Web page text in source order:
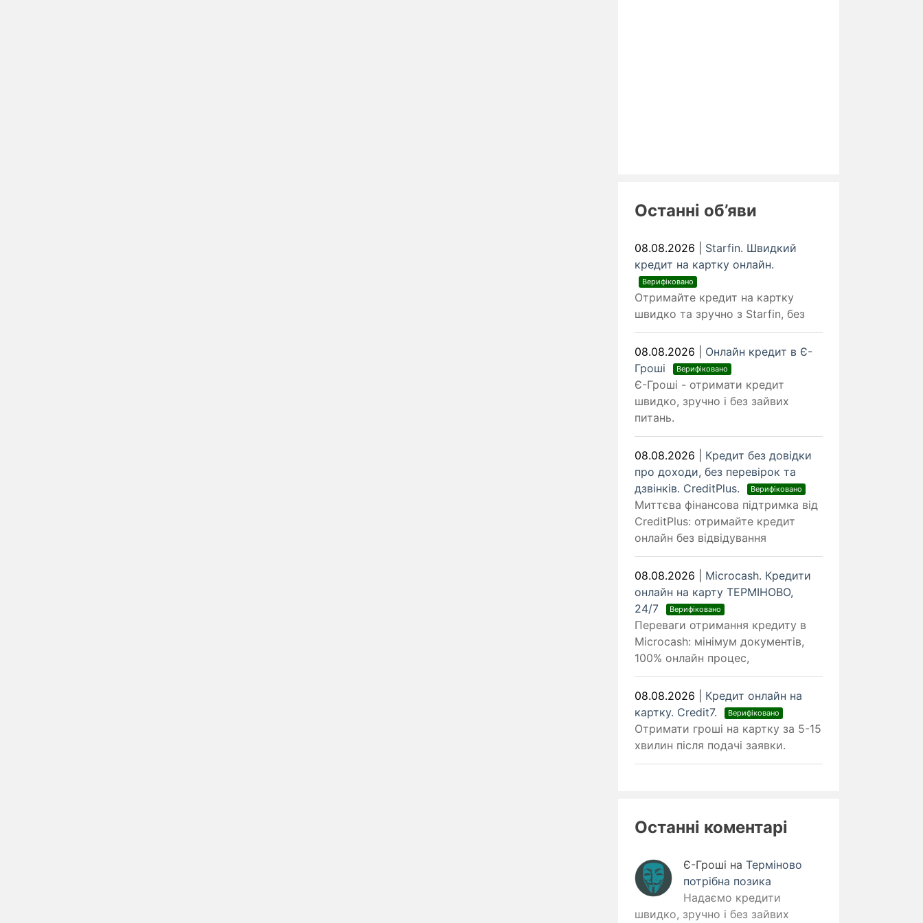
Останні об’яви
08.08.2026
Starfin. Швидкий
кредит на картку онлайн.
Верифіковано
Отримайте кредит на картку
швидко та зручно з Starfin, без
08.08.2026
Онлайн кредит в Є-
Гроші
Верифіковано
Є-Гроші - отримати кредит
швидко, зручно і без зайвих
питань.
08.08.2026
Кредит без довідки
про доходи, без перевірок та
дзвінків. CreditPlus.
Верифіковано
Миттєва фінансова підтримка від
CreditPlus: отримайте кредит
онлайн без відвідування
08.08.2026
Microcash. Кредити
онлайн на карту ТЕРМІНОВО,
24/7
Верифіковано
Переваги отримання кредиту в
Microcash: мінімум документів,
100% онлайн процес,
08.08.2026
Кредит онлайн на
картку. Credit7.
Верифіковано
Отримати гроші на картку за 5-15
хвилин після подачі заявки.
Останні коментарі
Є-Гроші на Терміново
потрібна позика
Надаємо кредити
швидко, зручно і без зайвих